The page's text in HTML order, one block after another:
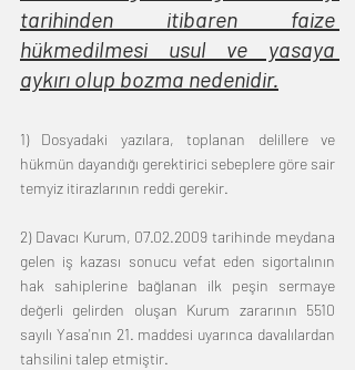
tarihinden itibaren faize
hükmedilmesi usul ve yasaya
aykırı olup bozma nedenidir.
1) Dosyadaki yazılara, toplanan delillere ve
hükmün dayandığı gerektirici sebeplere göre sair
temyiz itirazlarının reddi gerekir.
2) Davacı Kurum, 07.02.2009 tarihinde meydana
gelen iş kazası sonucu vefat eden sigortalının
hak sahiplerine bağlanan ilk peşin sermaye
değerli gelirden oluşan Kurum zararının 5510
sayılı Yasa'nın 21. maddesi uyarınca davalılardan
tahsilini talep etmiştir.